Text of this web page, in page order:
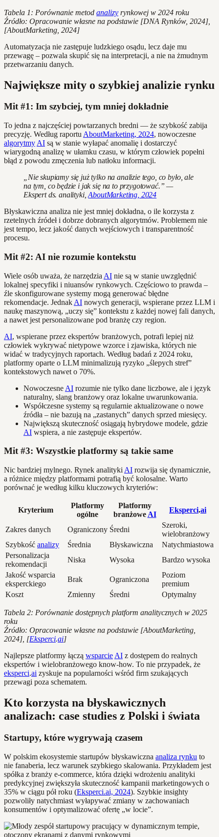
Tabela 1: Porównanie metod analizy rynkowej w 2024 roku
Źródło: Opracowanie własne na podstawie [DNA Rynków, 2024],
[AboutMarketing, 2024]
Automatyzacja nie zastępuje ludzkiego osądu, lecz daje mu
przewagę – pozwala skupić się na interpretacji, a nie na żmudnym
przetwarzaniu danych.
Największe mity o szybkiej analizie rynku
Mit #1: Im szybciej, tym mniej dokładnie
To jedna z najczęściej powtarzanych bredni — że szybkość zabija
precyzję. Według raportu AboutMarketing, 2024, nowoczesne
algorytmy AI są w stanie wyłapać anomalię i dostarczyć
wiarygodną analizę w ułamku czasu, w którym człowiek popełni
błąd z powodu zmęczenia lub natłoku informacji.
„Nie skupiamy się już tylko na analizie tego, co było, ale
na tym, co będzie i jak się na to przygotować.” —
Ekspert ds. analityki,AboutMarketing, 2024
Błyskawiczna analiza nie jest mniej dokładna, o ile korzysta z
rzetelnych źródeł i dobrze dobranych algorytmów. Problemem nie
jest tempo, lecz jakość danych wejściowych i transparentność
procesu.
Mit #2: AI nie rozumie kontekstu
Wiele osób uważa, że narzędzia AI nie są w stanie uwzględnić
lokalnej specyfiki i niuansów rynkowych. Częściowo to prawda –
źle skonfigurowane systemy mogą generować błędne
rekomendacje. Jednak AI nowych generacji, wspierane przez LLM i
naukę maszynową, „uczy się” kontekstu z każdej nowej fali danych,
a nawet jest personalizowane pod branżę czy region.
AI, wspierane przez ekspertów branżowych, potrafi lepiej niż
człowiek wykrywać nietypowe wzorce i zjawiska, których nie
widać w tradycyjnych raportach. Według badań z 2024 roku,
platformy oparte o LLM minimalizują ryzyko „ślepych stref”
kontekstowych nawet o 70%.
Nowoczesne AI rozumie nie tylko dane liczbowe, ale i język
naturalny, slang branżowy oraz lokalne uwarunkowania.
Współczesne systemy są regularnie aktualizowane o nowe
źródła – nie bazują na „zastanych” danych sprzed miesięcy.
Największą skuteczność osiągają hybrydowe modele, gdzie
AI wspiera, a nie zastępuje ekspertów.
Mit #3: Wszystkie platformy są takie same
Nic bardziej mylnego. Rynek analityki AI rozwija się dynamicznie,
a różnice między platformami potrafią być kolosalne. Warto
porównać je według kilku kluczowych kryteriów:
Kryterium
Platformy
ogólne
Platformy
branżowe AI
Eksperci.ai
Zakres danych Ograniczony Średni
Szeroki,
wielobranżowy
Szybkość analizy Średnia Błyskawiczna
Natychmiastowa
Personalizacja
rekomendacji
Niska Wysoka
Bardzo wysoka
Jakość wsparcia
eksperckiego
Brak Ograniczona
Poziom
premium
Koszt
Zmienny Średni Optymalny
Tabela 2: Porównanie dostępnych platform analitycznych w 2025
roku
Źródło: Opracowanie własne na podstawie [AboutMarketing,
2024], [Eksperci.ai]
Najlepsze platformy łączą wsparcie AI z dostępem do realnych
ekspertów i wielobranżowego know-how. To nie przypadek, że
eksperci.ai zyskuje na popularności wśród firm szukających
przewagi poza schematem.
Kto korzysta na błyskawicznych
analizach: case studies z Polski i świata
Startupy, które wygrywają czasem
W polskim ekosystemie startupów błyskawiczna analiza rynku to
nie fanaberia, lecz warunek szybkiego skalowania. Przykładem jest
spółka z branży e-commerce, która dzięki wdrożeniu analityki
predykcyjnej zwiększyła skuteczność kampanii marketingowych o
35% w ciągu pół roku (Eksperci.ai, 2024). Szybkie insighty
pozwoliły natychmiast wyłapywać zmiany w zachowaniach
konsumentów i optymalizować ofertę „w locie”.